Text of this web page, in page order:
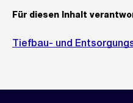
Für diesen Inhalt
Tiefbau- und